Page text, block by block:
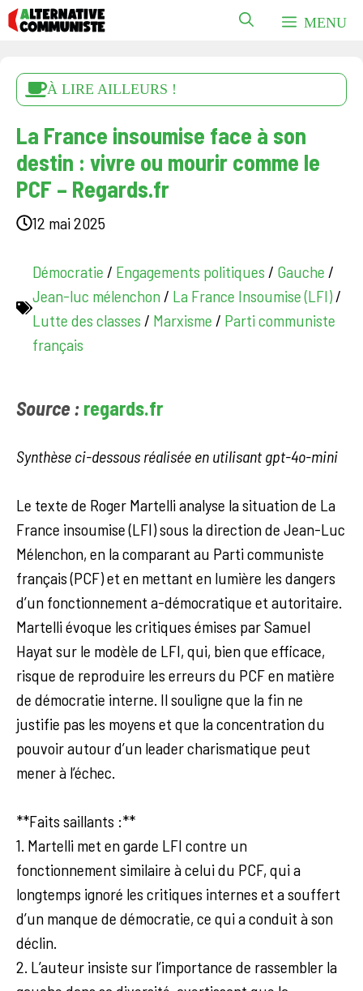
Aller
au
MENU
À LIRE AILLEURS !
La France insoumise face à son
destin : vivre ou mourir comme le
PCF – Regards.fr
12 mai 2025
Démocratie / Engagements politiques / Gauche /
Jean-luc mélenchon / La France Insoumise (LFI) /
Lutte des classes / Marxisme / Parti communiste
français
Source : regards.fr
Synthèse ci-dessous réalisée en utilisant gpt-4o-mini
Le texte de Roger Martelli analyse la situation de La
France insoumise (LFI) sous la direction de Jean-Luc
Mélenchon, en la comparant au Parti communiste
français (PCF) et en mettant en lumière les dangers
d’un fonctionnement a-démocratique et autoritaire.
Martelli évoque les critiques émises par Samuel
Hayat sur le modèle de LFI, qui, bien que efficace,
risque de reproduire les erreurs du PCF en matière
de démocratie interne. Il souligne que la fin ne
justifie pas les moyens et que la concentration du
pouvoir autour d’un leader charismatique peut
mener à l’échec.
**Faits saillants :**
1. Martelli met en garde LFI contre un
fonctionnement similaire à celui du PCF, qui a
longtemps ignoré les critiques internes et a souffert
d’un manque de démocratie, ce qui a conduit à son
déclin.
2. L’auteur insiste sur l’importance de rassembler la